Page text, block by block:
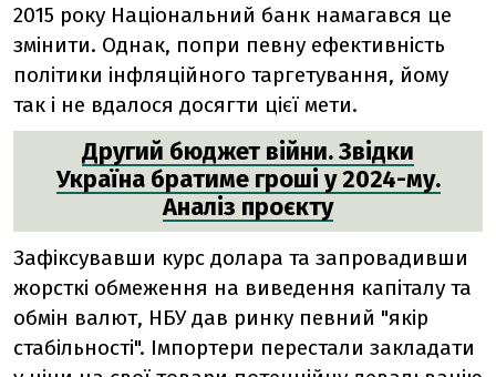
2015 року Національний банк намагався це
змінити. Однак, попри певну ефективність
політики інфляційного таргетування, йому
так і не вдалося досягти цієї мети.
Другий бюджет війни. Звідки
Україна братиме гроші у 2024-му.
Аналіз проєкту
Зафіксувавши курс долара та запровадивши
жорсткі обмеження на виведення капіталу та
обмін валют, НБУ дав ринку певний "якір
стабільності". Імпортери перестали закладати